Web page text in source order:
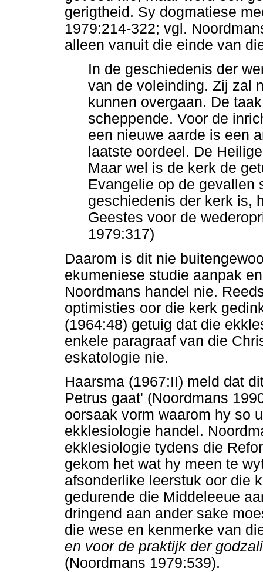
gerigtheid. Sy dogmatiese
1979:214-322; vgl.
alleen vanuit die einde van
In de geschiedenis der
van de voleinding. Zij zal
kunnen overgaan. De
scheppende. Voor de
een nieuwe aarde is een
laatste oordeel. De
Maar wel is de kerk de
Evangelie op de gevallen
geschiedenis der kerk is,
Geestes voor de
1979:317)
Daarom is dit nie
ekumeniese studie aanpak
Noordmans handel nie.
optimisties oor die kerk
(1964:48) getuig dat die
enkele paragraaf van die
eskatologie nie.
Haarsma (1967:II) meld dat
Petrus gaat' (Noordmans
oorsaak vorm waarom hy so
ekklesiologie handel.
ekklesiologie tydens die
gekom het wat hy meen te
afsonderlike leerstuk oor die
gedurende die Middeleeue
dringend aan ander sake
die wese en kenmerke van
en voor de praktijk der
(Noordmans 1979:539).